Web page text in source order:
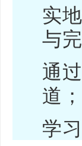
实
与
通
道；
学